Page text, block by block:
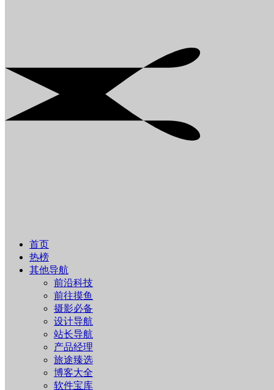
首页
热榜
其他导航
前沿科技
前往摸鱼
摄影必备
设计导航
站长导航
产品经理
旅途臻选
博客大全
软件宝库